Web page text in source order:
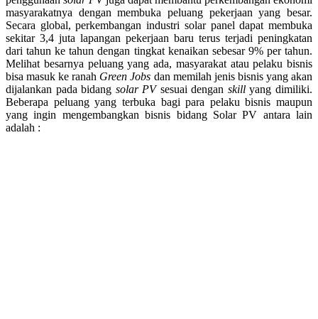
masyarakatnya dengan membuka peluang pekerjaan yang besar.
Secara global, perkembangan industri solar panel dapat membuka
sekitar 3,4 juta lapangan pekerjaan baru terus terjadi peningkatan
dari tahun ke tahun dengan tingkat kenaikan sebesar 9% per tahun.
Melihat besarnya peluang yang ada, masyarakat atau pelaku bisnis
bisa masuk ke ranah Green Jobs dan memilah jenis bisnis yang akan
dijalankan pada bidang solar PVsesuai dengan skillyang dimiliki.
Beberapa peluang yang terbuka bagi para pelaku bisnis maupun
yang ingin mengembangkan bisnis bidang Solar PV antara lain
adalah :